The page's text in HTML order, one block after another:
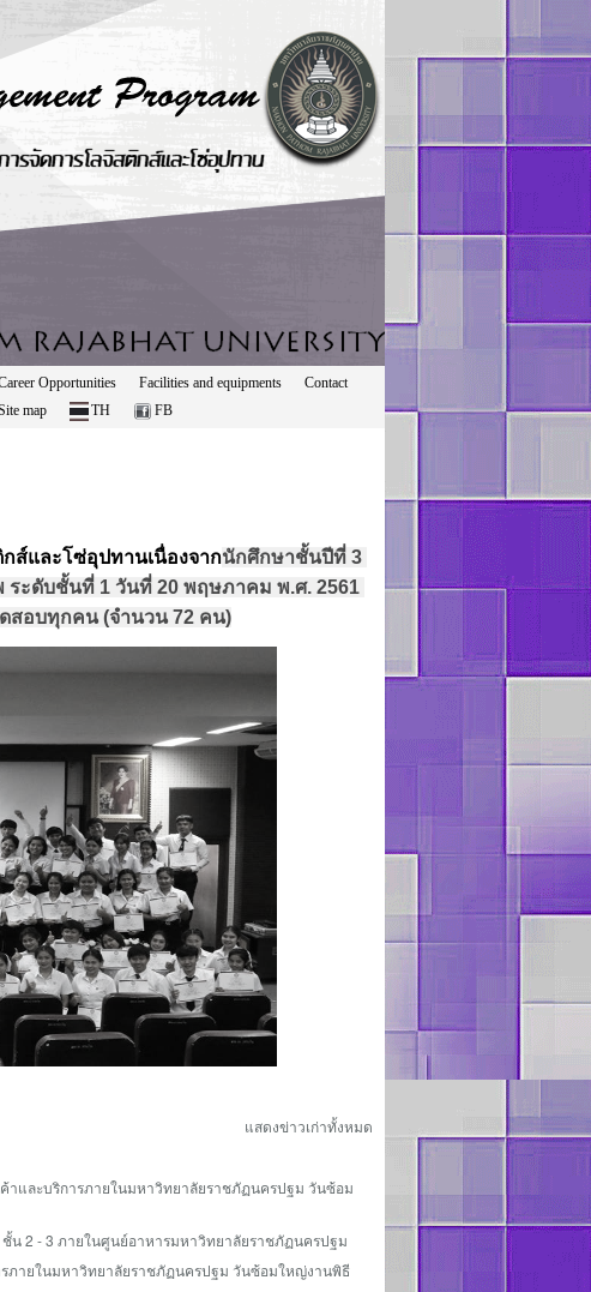
Opportunities Facilities and equipments
Contact
map
TH FB
ส์และโซ่อุปทานเนื่องจากนักศึกษาชั้นปีที่ 3
ะดับชั้นที่ 1 วันที่ 20 พฤษภาคม พ.ศ. 2561
สอบทุกคน (จำนวน 72 คน)
แสดงข่าวเก่าทั้งหมด
าและบริการภายในมหาวิทยาลัยราชภัฏนครปฐม วันซ้อม
ชั้น 2 - 3 ภายในศูนย์อาหารมหาวิทยาลัยราชภัฏนครปฐม
รภายในมหาวิทยาลัยราชภัฏนครปฐม วันซ้อมใหญ่งานพิธี